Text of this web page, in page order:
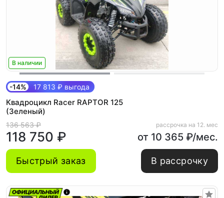
В наличии
-14% 17 813 ₽ выгода
Квадроцикл Racer RAPTOR 125
(Зеленый)
136 563 ₽
118 750 ₽
рассрочка на 12. мес
от 10 365 ₽/мес.
Быстрый заказ В рассрочку